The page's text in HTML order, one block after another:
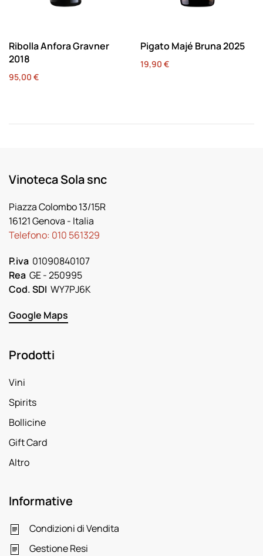
Ribolla Anfora Gravner
2018
95,00 €
Pigato Majé Bruna 2025
19,90 €
Vinoteca Sola snc
Piazza Colombo 13/15R
16121 Genova - Italia
Telefono: 010 561329
P.iva 01090840107
Rea GE - 250995
Cod. SDI WY7PJ6K
Google Maps
Prodotti
Vini
Spirits
Bollicine
Gift Card
Altro
Informative
Condizioni di Vendita
Gestione Resi